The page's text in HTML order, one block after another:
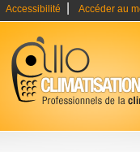
Accessibilité Accéder au